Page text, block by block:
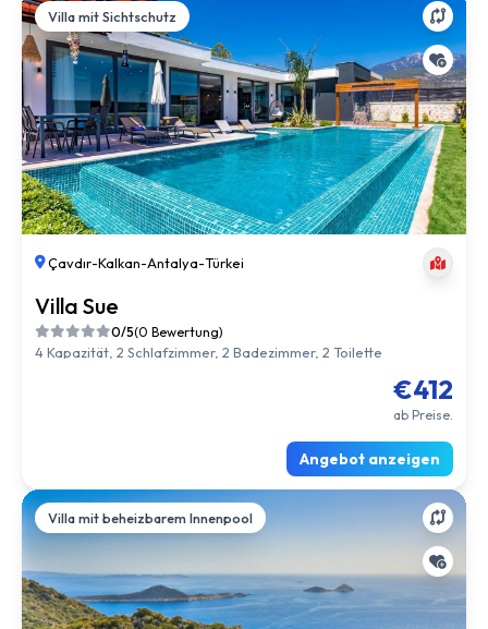
Villa mit Sichtschutz
Çavdır-Kalkan-Antalya-Türkei
Villa Sue
0/5(0 Bewertung)
4 Kapazität, 2 Schlafzimmer, 2 Badezimmer, 2 Toilette
€412
ab Preise.
Angebot anzeigen
Villa mit beheizbarem Innenpool